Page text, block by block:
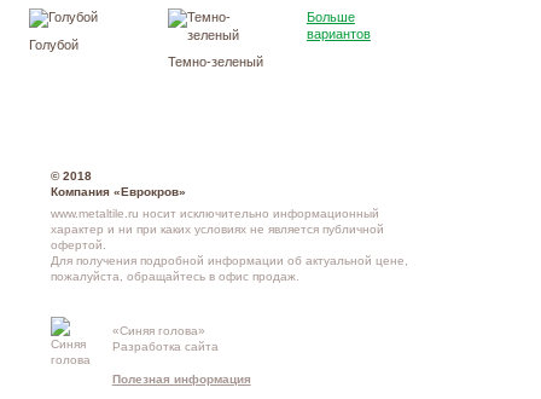
Голубой
Темно-зеленый
Больше
вариантов
© 2018
Компания «Еврокров»
www.metaltile.ru носит исключительно информационный
характер и ни при каких условиях не является публичной
офертой.
Для получения подробной информации об актуальной цене,
пожалуйста, обращайтесь в офис продаж.
«Синяя голова»
Разработка сайта
Полезная информация